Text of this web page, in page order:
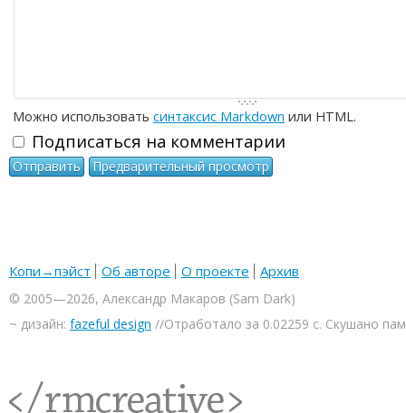
Можно использовать синтаксис Markdown или HTML.
Подписаться на комментарии
Копи→пэйст Об авторе О проекте Архив
© 2005—2026, Александр Макаров (Sam Dark)
~ дизайн: fazeful design //Отработало за 0.02259 с. Скушано
<rmcreative/>